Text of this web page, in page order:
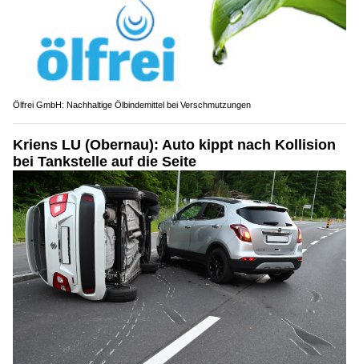
Ölfrei GmbH: Nachhaltige Ölbindemittel bei Verschmutzungen
Kriens LU (Obernau): Auto kippt nach Kollision
bei Tankstelle auf die Seite